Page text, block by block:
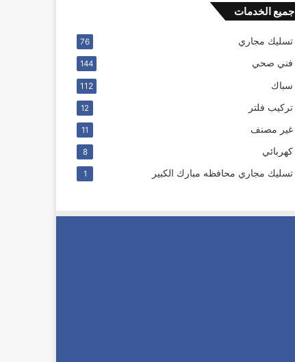
جميع الخدمات
تسليك مجاري 76
فني صحي 144
سباك 112
ترکیب فلتر 12
غير مصنف 11
كهربائي 8
تسليك مجاري محافظه مبارك الكبير 1